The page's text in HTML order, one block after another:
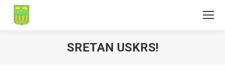
SRETAN USKRS!